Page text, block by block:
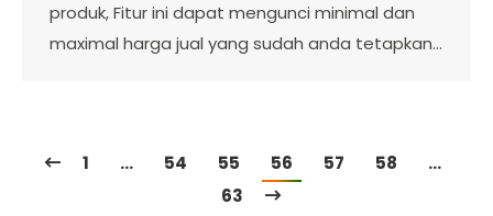
produk, Fitur ini dapat mengunci minimal dan
maximal harga jual yang sudah anda tetapkan…
1 … 54 55 56 57 58
…
63